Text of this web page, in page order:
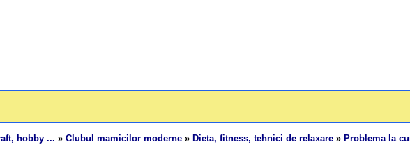
hobby ... »Clubul mamicilor moderne » Dieta, fitness, tehnici de relaxare » Problema la